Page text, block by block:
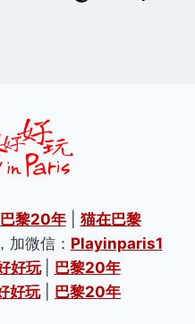
巴黎20年| 猫在巴黎
加微信： Playinparis1
好玩
巴黎20年
好玩| 巴黎20年